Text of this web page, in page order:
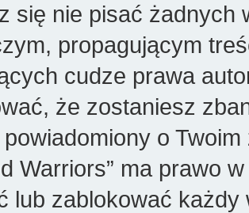
się nie pisać żadnych
propagującym
cudze prawa
że zostaniesz
o
Warriors” ma prawo
lub zablokować